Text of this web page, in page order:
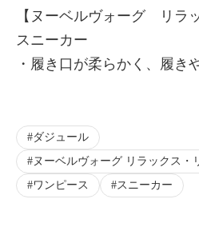
【ヌーベルヴォーグ リラ
スニーカー
・履き口が柔らかく、履き
ダジュール
ヌーベルヴォーグ リラックス・
ワンピース
スニーカー